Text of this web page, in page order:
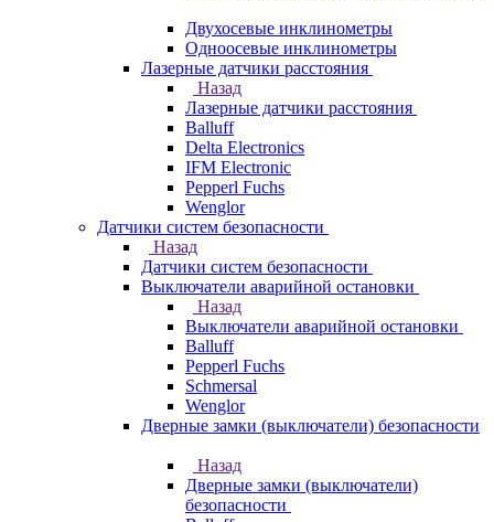
Двухосевые инклинометры
Одноосевые инклинометры
Лазерные датчики расстояния
Назад
Лазерные датчики расстояния
Balluff
Delta Electronics
IFM Electronic
Pepperl Fuchs
Wenglor
Датчики систем безопасности
Назад
Датчики систем безопасности
Выключатели аварийной остановки
Назад
Выключатели аварийной остановки
Balluff
Pepperl Fuchs
Schmersal
Wenglor
Дверные замки (выключатели) безопасности
Назад
Дверные замки (выключатели)
безопасности